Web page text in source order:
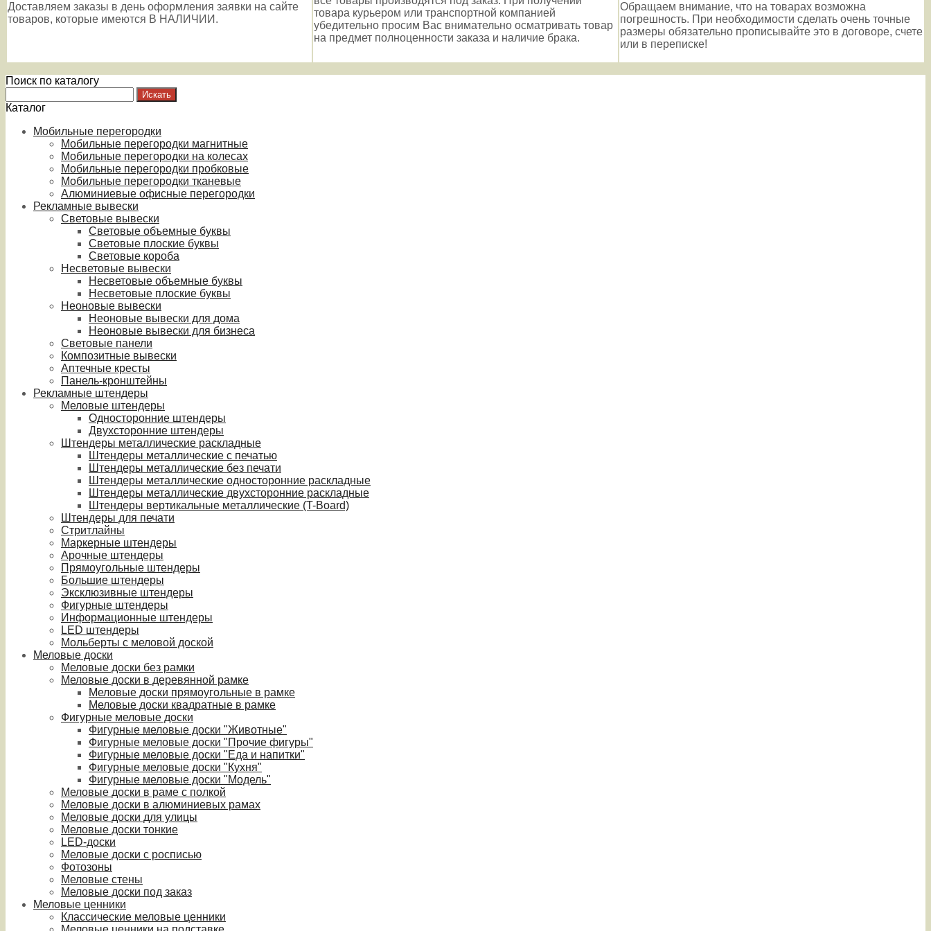
Доставляем заказы в день оформления заявки на сайте
товаров, которые имеются В НАЛИЧИИ.
товара курьером или транспортной компанией
убедительно просим Вас внимательно осматривать товар
на предмет полноценности заказа и наличие брака.
Обращаем внимание, что на товарах возможна
погрешность. При необходимости сделать очень точные
размеры обязательно прописывайте это в договоре, счете
или в переписке!
Поиск по каталогу
Каталог
Мобильные перегородки
Мобильные перегородки магнитные
Мобильные перегородки на колесах
Мобильные перегородки пробковые
Мобильные перегородки тканевые
Алюминиевые офисные перегородки
Рекламные вывески
Световые вывески
Световые объемные буквы
Световые плоские буквы
Световые короба
Несветовые вывески
Несветовые объемные буквы
Несветовые плоские буквы
Неоновые вывески
Неоновые вывески для дома
Неоновые вывески для бизнеса
Световые панели
Композитные вывески
Аптечные кресты
Панель-кронштейны
Рекламные штендеры
Меловые штендеры
Односторонние штендеры
Двухсторонние штендеры
Штендеры металлические раскладные
Штендеры металлические с печатью
Штендеры металлические без печати
Штендеры металлические односторонние раскладные
Штендеры металлические двухсторонние раскладные
Штендеры вертикальные металлические (T-Board)
Штендеры для печати
Стритлайны
Маркерные штендеры
Арочные штендеры
Прямоугольные штендеры
Большие штендеры
Эксклюзивные штендеры
Фигурные штендеры
Информационные штендеры
LED штендеры
Мольберты с меловой доской
Меловые доски
Меловые доски без рамки
Меловые доски в деревянной рамке
Меловые доски прямоугольные в рамке
Меловые доски квадратные в рамке
Фигурные меловые доски
Фигурные меловые доски "Животные"
Фигурные меловые доски "Прочие фигуры"
Фигурные меловые доски "Еда и напитки"
Фигурные меловые доски "Кухня"
Фигурные меловые доски "Модель"
Меловые доски в раме с полкой
Меловые доски в алюминиевых рамах
Меловые доски для улицы
Меловые доски тонкие
LED-доски
Меловые доски с росписью
Фотозоны
Меловые стены
Меловые доски под заказ
Меловые ценники
Классические меловые ценники